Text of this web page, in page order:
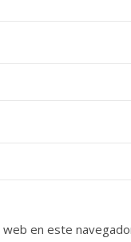
en este